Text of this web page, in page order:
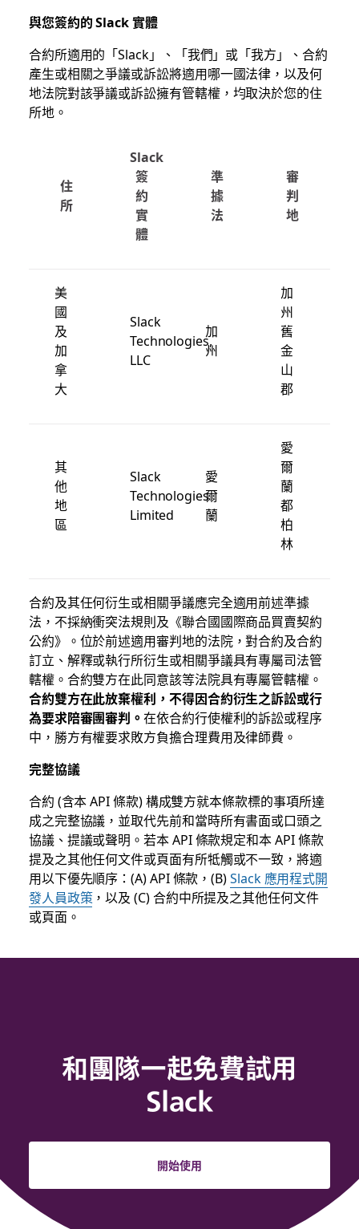
與您簽約的 Slack 實體
合約所適用的「Slack」、「我們」或「我方」、合約
產生或相關之爭議或訴訟將適用哪一國法律，以及何
地法院對該爭議或訴訟擁有管轄權，均取決於您的住
所地。
住
所
Slack
簽
約
實
體
準
據
法
審
判
地
美
國
及
加
拿
大
Slack
Technologies,
LLC
加
州
加
州
舊
金
山
郡
其
他
地
區
Slack
Technologies
Limited
愛
爾
蘭
愛
爾
蘭
都
柏
林
合約及其任何衍生或相關爭議應完全適用前述準據
法，不採納衝突法規則及《聯合國國際商品買賣契約
公約》。位於前述適用審判地的法院，對合約及合約
訂立、解釋或執行所衍生或相關爭議具有專屬司法管
轄權。合約雙方在此同意該等法院具有專屬管轄權。
合約雙方在此放棄權利，不得因合約衍生之訴訟或行
為要求陪審團審判。在依合約行使權利的訴訟或程序
中，勝方有權要求敗方負擔合理費用及律師費。
完整協議
合約 (含本 API 條款) 構成雙方就本條款標的事項所達
成之完整協議，並取代先前和當時所有書面或口頭之
協議、提議或聲明。若本 API 條款規定和本 API 條款
提及之其他任何文件或頁面有所牴觸或不一致，將適
用以下優先順序：(A) API 條款，(B)Slack 應用程式開
發人員政策，以及 (C) 合約中所提及之其他任何文件
或頁面。
和團隊一起免費試用
Slack
開始使用